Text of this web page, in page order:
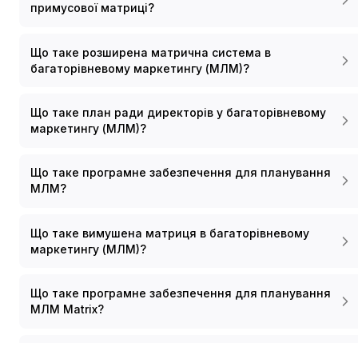
примусової матриці?
Що таке розширена матрична система в
багаторівневому маркетингу (МЛМ)?
Що таке план ради директорів у багаторівневому
маркетингу (МЛМ)?
Що таке програмне забезпечення для планування
МЛМ?
Що таке вимушена матриця в багаторівневому
маркетингу (МЛМ)?
Що таке програмне забезпечення для планування
МЛМ Matrix?